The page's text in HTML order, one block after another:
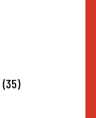
(35)